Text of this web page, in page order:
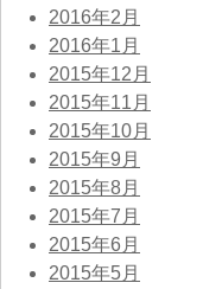
2016年2月
2016年1月
2015年12月
2015年11月
2015年10月
2015年9月
2015年8月
2015年7月
2015年6月
2015年5月